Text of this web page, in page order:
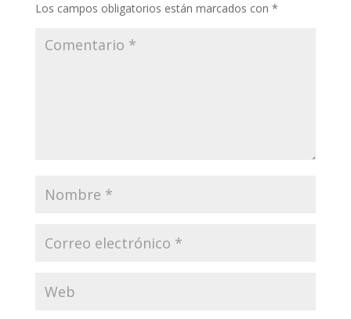
Los campos obligatorios están marcados con *